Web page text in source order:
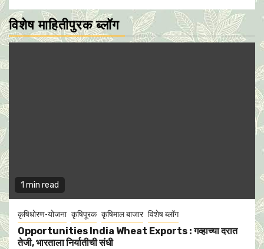
विशेष माहितीपुरक ब्लॉग
1 min read
कृषिधोरण-योजना कृषिपूरक कृषिमाल बाजार विशेष ब्लॉग
Opportunities India Wheat Exports : गव्हाच्या दरात
तेजी, भारताला निर्यातीची संधी